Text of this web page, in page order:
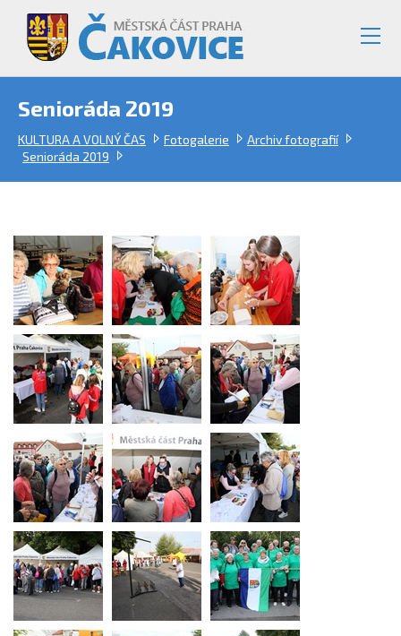
Senioráda 2019
KULTURA A VOLNÝ ČAS Fotogalerie
Archiv fotografií
Senioráda 2019